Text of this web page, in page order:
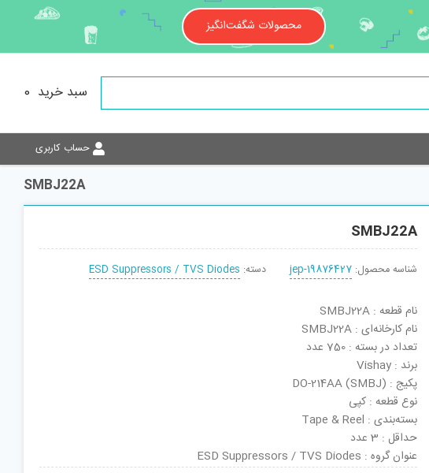
محصولات شگفت‌انگیز
سبد خرید 0
حساب کاربری
SMBJ22A
SMBJ22A
شناسه محصول: jep-19876427 دسته: ESD Suppressors / TVS Diodes
نام قطعه : SMBJ22A
نام کارخانه‌ای : SMBJ22A
تعداد در بسته : 750 عدد
برند : Vishay
پکیج : DO-214AA (SMBJ)
نوع قطعه : کپی
بسته‌بندی : Tape & Reel
حداقل : 3 عدد
عنوان گروه : ESD Suppressors / TVS Diodes